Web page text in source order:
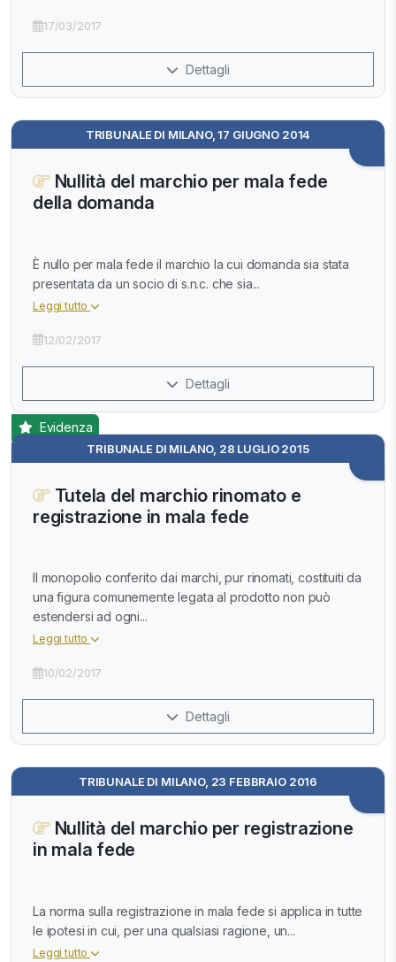
17/03/2017
Dettagli
TRIBUNALE DI MILANO, 17 GIUGNO 2014
Nullità del marchio per mala fede
della domanda
È nullo per mala fede il marchio la cui domanda sia stata
presentata da un socio di s.n.c. che sia...
Leggi tutto
12/02/2017
Dettagli
TRIBUNALE DI MILANO, 28 LUGLIO 2015
Evidenza
Tutela del marchio rinomato e
registrazione in mala fede
Il monopolio conferito dai marchi, pur rinomati, costituiti da
una figura comunemente legata al prodotto non può
estendersi ad ogni...
Leggi tutto
10/02/2017
Dettagli
TRIBUNALE DI MILANO, 23 FEBBRAIO 2016
Nullità del marchio per registrazione
in mala fede
La norma sulla registrazione in mala fede si applica in tutte
le ipotesi in cui, per una qualsiasi ragione, un...
Leggi tutto